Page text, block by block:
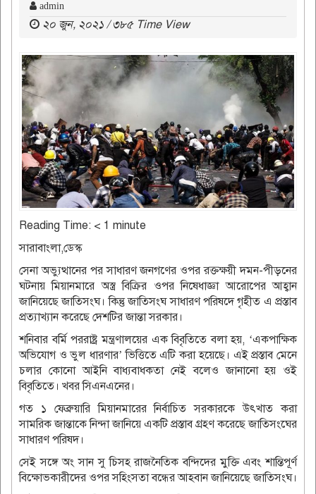
admin
২০ জুন, ২০২১ / ৩৮৫ Time View
Reading Time: < 1 minute
সারাবাংলা,ডেস্ক
সেনা অভ্যুত্থানের পর সাধারণ জনগণের ওপর রক্তক্ষয়ী দমন-পীড়নের
ঘটনায় মিয়ানমারে অস্ত্র বিক্রির ওপর নিষেধাজ্ঞা আরোপের আহ্বান
জানিয়েছে জাতিসংঘ। কিন্তু জাতিসংঘ সাধারণ পরিষদে গৃহীত এ প্রস্তাব
প্রত্যাখ্যান করেছে দেশটির জান্তা সরকার।
শনিবার বর্মি পররাষ্ট্র মন্ত্রণালয়ের এক বিবৃতিতে বলা হয়, ‘একপাক্ষিক
অভিযোগ ও ভুল ধারণার’ ভিত্তিতে এটি করা হয়েছে। এই প্রস্তাব মেনে
চলার কোনো আইনি বাধ্যবাধকতা নেই বলেও জানানো হয় ওই
বিবৃতিতে। খবর সিএনএনের।
গত ১ ফেব্রুয়ারি মিয়ানমারের নির্বাচিত সরকারকে উৎখাত করা
সামরিক জান্তাকে নিন্দা জানিয়ে একটি প্রস্তাব গ্রহণ করেছে জাতিসংঘের
সাধারণ পরিষদ।
সেই সঙ্গে অং সান সু চিসহ রাজনৈতিক বন্দিদের মুক্তি এবং শান্তিপূর্ণ
বিক্ষোভকারীদের ওপর সহিংসতা বন্ধের আহবান জানিয়েছে জাতিসংঘ।